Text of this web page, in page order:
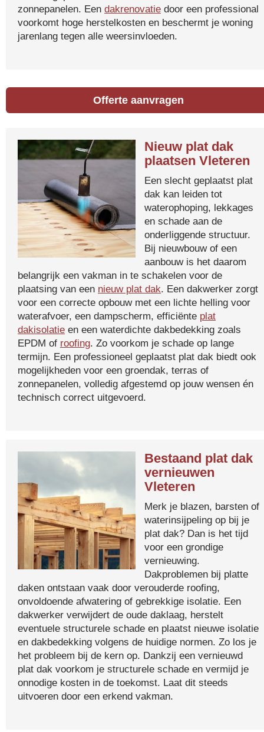
zonnepanelen. Een dakrenovatie door een professional
voorkomt hoge herstelkosten en beschermt je woning
jarenlang tegen alle weersinvloeden.
Offerte aanvragen
Nieuw plat dak
plaatsen Vleteren
Een slecht geplaatst plat
dak kan leiden tot
waterophoping, lekkages
en schade aan de
onderliggende structuur.
Bij nieuwbouw of een
aanbouw is het daarom
belangrijk een vakman in te schakelen voor de
plaatsing van een nieuw plat dak. Een dakwerker zorgt
voor een correcte opbouw met een lichte helling voor
waterafvoer, een dampscherm, efficiënte plat
dakisolatie en een waterdichte dakbedekking zoals
EPDM of roofing. Zo voorkom je schade op lange
termijn. Een professioneel geplaatst plat dak biedt ook
mogelijkheden voor een groendak, terras of
zonnepanelen, volledig afgestemd op jouw wensen én
technisch correct uitgevoerd.
Bestaand plat dak
vernieuwen
Vleteren
Merk je blazen, barsten of
waterinsijpeling op bij je
plat dak? Dan is het tijd
voor een grondige
vernieuwing.
Dakproblemen bij platte
daken ontstaan vaak door verouderde roofing,
onvoldoende afwatering of gebrekkige isolatie. Een
dakwerker verwijdert de oude daklaag, herstelt
eventuele structurele schade en plaatst nieuwe isolatie
en dakbedekking volgens de huidige normen. Zo los je
het probleem bij de kern op. Dankzij een vernieuwd
plat dak voorkom je structurele schade en vermijd je
onnodige kosten in de toekomst. Laat dit steeds
uitvoeren door een erkend vakman.